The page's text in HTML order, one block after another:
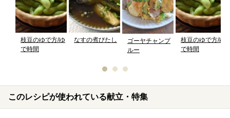
枝豆のゆで方/ゆ
で時間
なすの煮びたし
ゴーヤチャンプ
ルー
枝豆のゆで方/ゆ
で時間
このレシピが使われている献立・特集